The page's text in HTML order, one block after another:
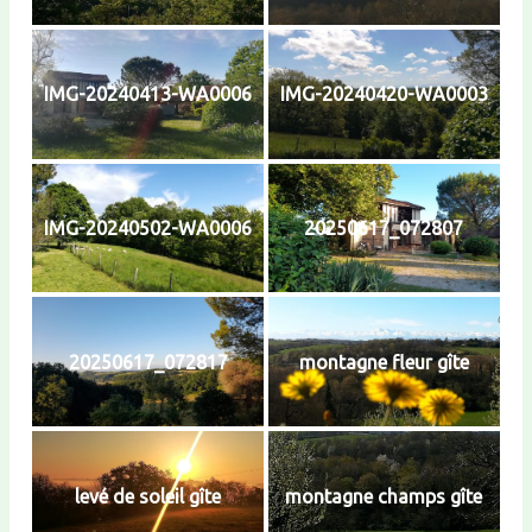
IMG-20240413-WA0006 IMG-20240420-WA0003
IMG-20240502-WA0006 20250617_072807
20250617_072817 montagne fleur gîte
levé de soleil gîte montagne champs gîte